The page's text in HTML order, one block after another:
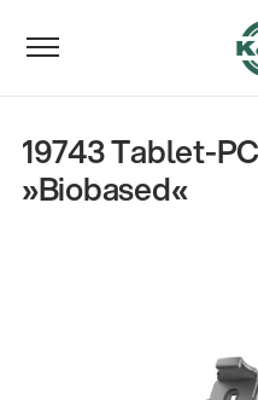
19743 Tablet-
»Biobased«